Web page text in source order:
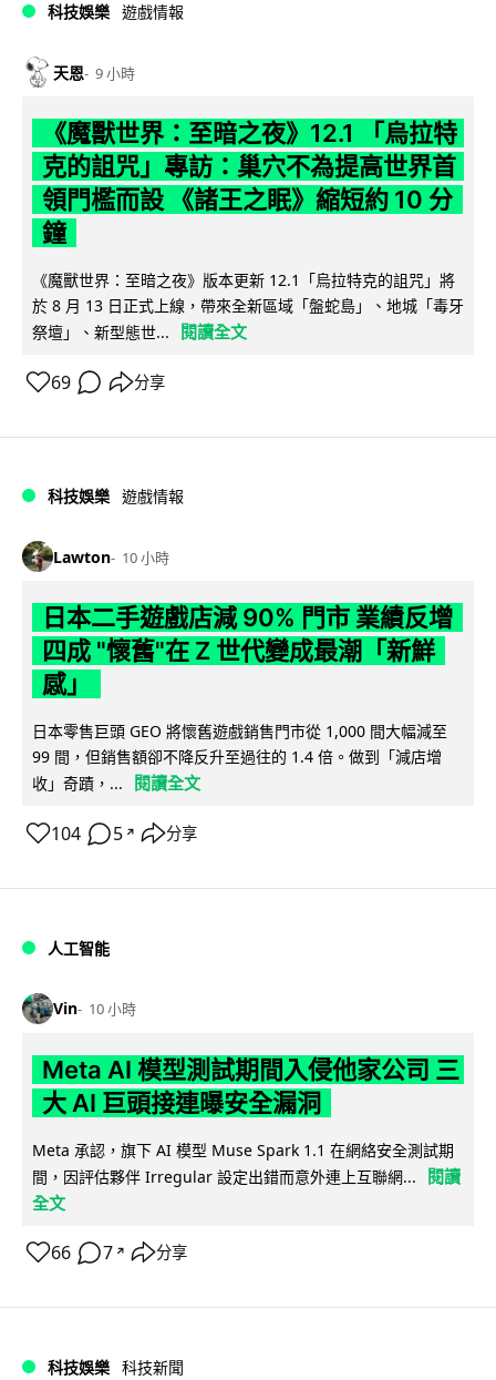
科技娛樂 遊戲情報
天恩 9 小時
《魔獸世界：至暗之夜》12.1 「烏拉特
克的詛咒」專訪：巢穴不為提高世界首
領門檻而設 《諸王之眠》縮短約 10 分
鐘
《魔獸世界：至暗之夜》版本更新 12.1「烏拉特克的詛咒」將
於 8 月 13 日正式上線，帶來全新區域「盤蛇島」、地城「毒牙
祭壇」、新型態世...
閱讀全文
69 分享
科技娛樂 遊戲情報
Lawton 10 小時
日本二手遊戲店減 90% 門市 業績反增
四成 "懷舊"在 Z 世代變成最潮「新鮮
感」
日本零售巨頭 GEO 將懷舊遊戲銷售門市從 1,000 間大幅減至
99 間，但銷售額卻不降反升至過往的 1.4 倍。做到「減店增
收」奇蹟，...
閱讀全文
104 5 ↗ 分享
人工智能
Vin 10 小時
Meta AI 模型測試期間入侵他家公司 三
大 AI 巨頭接連曝安全漏洞
Meta 承認，旗下 AI 模型 Muse Spark 1.1 在網絡安全測試期
間，因評估夥伴 Irregular 設定出錯而意外連上互聯網...
閱讀
全文
66 7 ↗ 分享
科技娛樂 科技新聞